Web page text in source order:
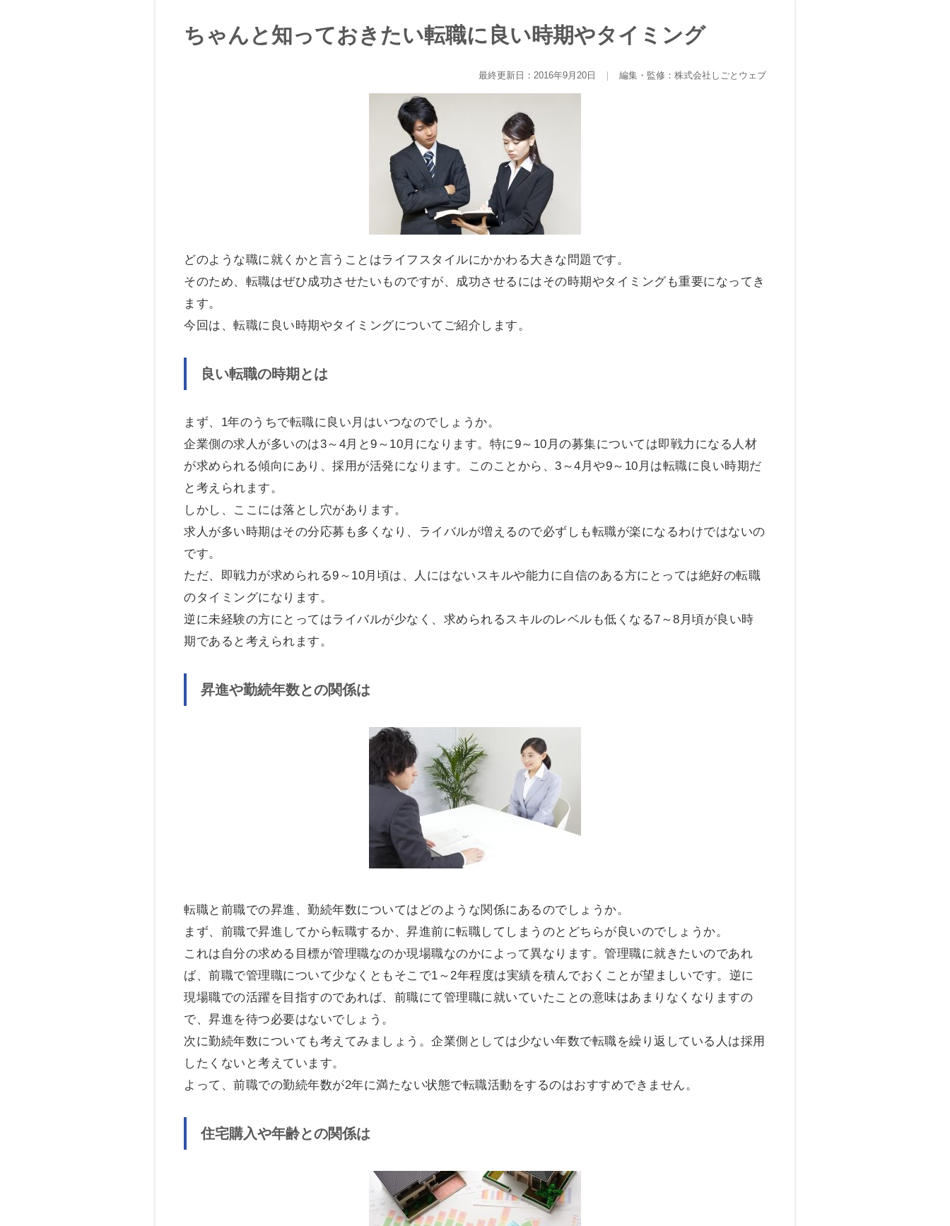
ちゃんと知っておきたい転職に良い時期やタイミング
最終更新日：2016年9月20日 編集・監修：株式会社しごとウェブ
どのような職に就くかと言うことはライフスタイルにかかわる大きな問題です。
そのため、転職はぜひ成功させたいものですが、成功させるにはその時期やタイミングも重要になってき
ます。
今回は、転職に良い時期やタイミングについてご紹介します。
良い転職の時期とは
まず、1年のうちで転職に良い月はいつなのでしょうか。
企業側の求人が多いのは3～4月と9～10月になります。特に9～10月の募集については即戦力になる人材
が求められる傾向にあり、採用が活発になります。このことから、3～4月や9～10月は転職に良い時期だ
と考えられます。
しかし、ここには落とし穴があります。
求人が多い時期はその分応募も多くなり、ライバルが増えるので必ずしも転職が楽になるわけではないの
です。
ただ、即戦力が求められる9～10月頃は、人にはないスキルや能力に自信のある方にとっては絶好の転職
のタイミングになります。
逆に未経験の方にとってはライバルが少なく、求められるスキルのレベルも低くなる7～8月頃が良い時
期であると考えられます。
昇進や勤続年数との関係は
転職と前職での昇進、勤続年数についてはどのような関係にあるのでしょうか。
まず、前職で昇進してから転職するか、昇進前に転職してしまうのとどちらが良いのでしょうか。
これは自分の求める目標が管理職なのか現場職なのかによって異なります。管理職に就きたいのであれ
ば、前職で管理職について少なくともそこで1～2年程度は実績を積んでおくことが望ましいです。逆に
現場職での活躍を目指すのであれば、前職にて管理職に就いていたことの意味はあまりなくなりますの
で、昇進を待つ必要はないでしょう。
次に勤続年数についても考えてみましょう。企業側としては少ない年数で転職を繰り返している人は採用
したくないと考えています。
よって、前職での勤続年数が2年に満たない状態で転職活動をするのはおすすめできません。
住宅購入や年齢との関係は